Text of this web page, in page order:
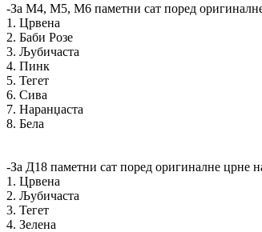
-За М4, М5, М6 паметни сат поред оригиналне
1. Црвена
2. Баби Розе
3. Љубичаста
4. Пинк
5. Тегет
6. Сива
7. Наранџаста
8. Бела
-За Д18 паметни сат поред оригиналне црне
1. Црвена
2. Љубичаста
3. Тегет
4. Зелена